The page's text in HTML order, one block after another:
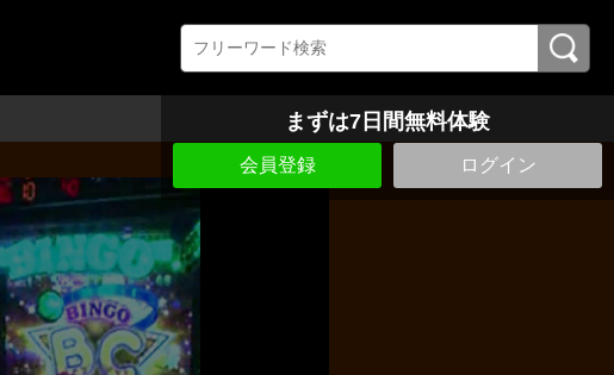
まずは7日間無料体験
会員登録 ログイン